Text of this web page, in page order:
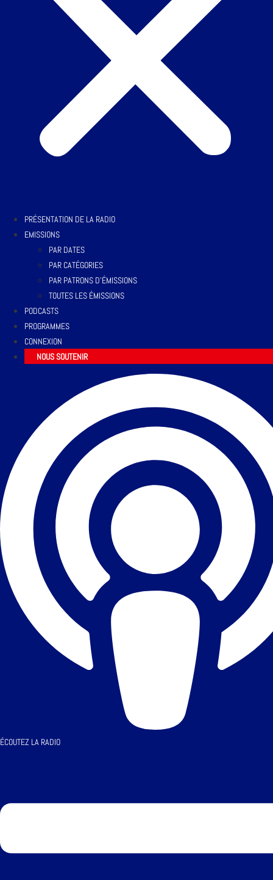
PRÉSENTATION DE LA RADIO
EMISSIONS
PAR DATES
PAR CATÉGORIES
PAR PATRONS D’ÉMISSIONS
TOUTES LES ÉMISSIONS
PODCASTS
PROGRAMMES
CONNEXION
NOUS SOUTENIR
ÉCOUTEZ LA RADIO